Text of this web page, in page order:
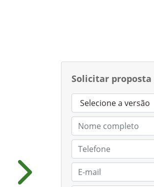
Solicitar proposta
Próximo